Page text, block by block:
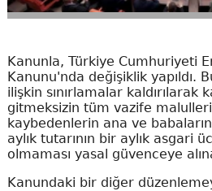
Kanunla, Türkiye Cumhuriyeti
Kanunu'nda değişiklik yapıldı.
ilişkin sınırlamalar kaldırılarak
gitmeksizin tüm vazife
kaybedenlerin ana ve
aylık tutarının bir aylık asgari
olmaması yasal güvenceye
Kanundaki bir diğer